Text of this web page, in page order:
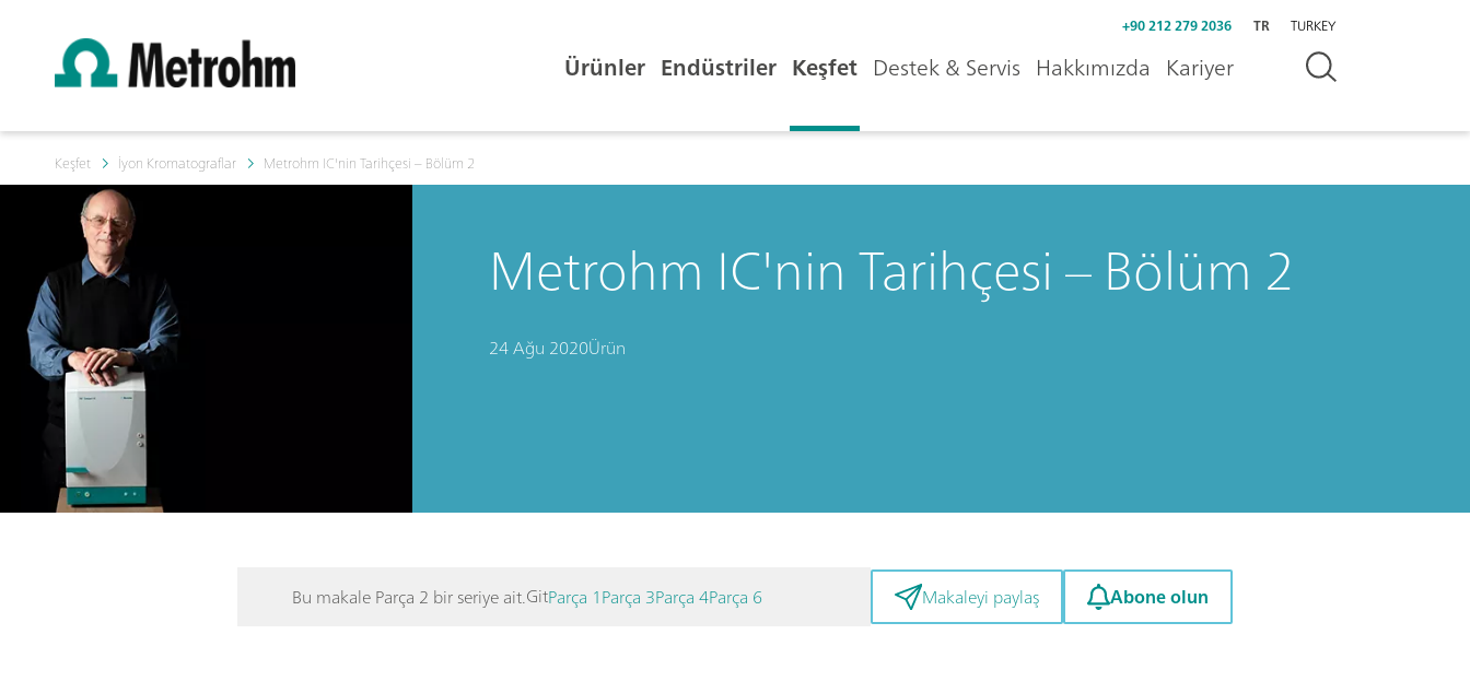
+90 212 279 2036 TR TURKEY
Ürünler Endüstriler Keşfet Destek & Servis Hakkımızda Kariyer
Keşfet İyon Kromatograflar Metrohm IC'nin Tarihçesi – Bölüm 2
Metrohm IC'nin Tarihçesi – Bölüm 2
24 Ağu 2020Ürün
Bu makale Parça 2 bir seriye ait.GitParça 1Parça 3Parça 4Parça 6 Makaleyi paylaş Abone olun